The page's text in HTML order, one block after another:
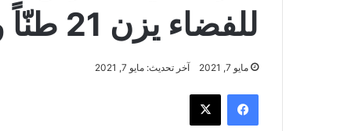
للفضاء يزن 21 طنّاً ويهدد الأرض
مايو 7, 2021 آخر تحديث: مايو 7, 2021
فيسبوك ‫X